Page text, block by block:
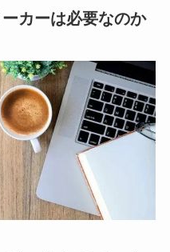
カーは必要なのか